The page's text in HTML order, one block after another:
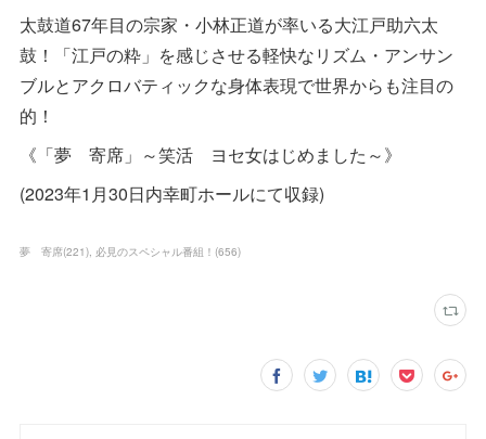
太鼓道67年目の宗家・小林正道が率いる大江戸助六太
鼓！「江戸の粋」を感じさせる軽快なリズム・アンサン
ブルとアクロバティックな身体表現で世界からも注目の
的！
《「夢 寄席」～笑活 ヨセ女はじめました～》
(2023年1月30日内幸町ホールにて収録)
夢 寄席(221) 必見のスペシャル番組！ (656)